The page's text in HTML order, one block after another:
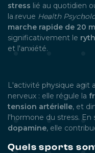
stress lié au quotidien
la revue Health
marche rapide de 20
significativement le
et l'anxiété.
L'activité physique agit
nerveux : elle régule la
tension artérielle, et
l'hormone du stress. En
dopamine, elle
Quels sports